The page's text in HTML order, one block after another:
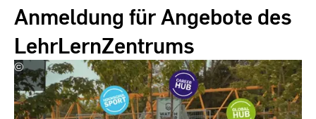
Anmeldung für Angebote des
LehrLernZentrums
©
LehrLernZentrum
|
Hochschule
RheinMain